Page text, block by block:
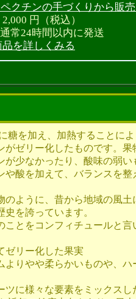
クチンの手づくりから販
2,000 円（税込）
通常24時間以内に発送
品を詳しくみる
糖を加え、加熱することに
がゼリー化したものです。果
が少なかったり、酸味の弱い
や酸を加えて、バランスを整
のように、昔から地域の風土
を誇っています。
とをコンフィチュールと言
ゼリー化した果実
りやや柔らかいものや、ハ
要素をミックスした